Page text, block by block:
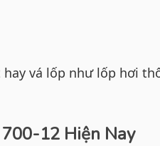
hay vá lốp như lốp hơi
12 Hiện Nay